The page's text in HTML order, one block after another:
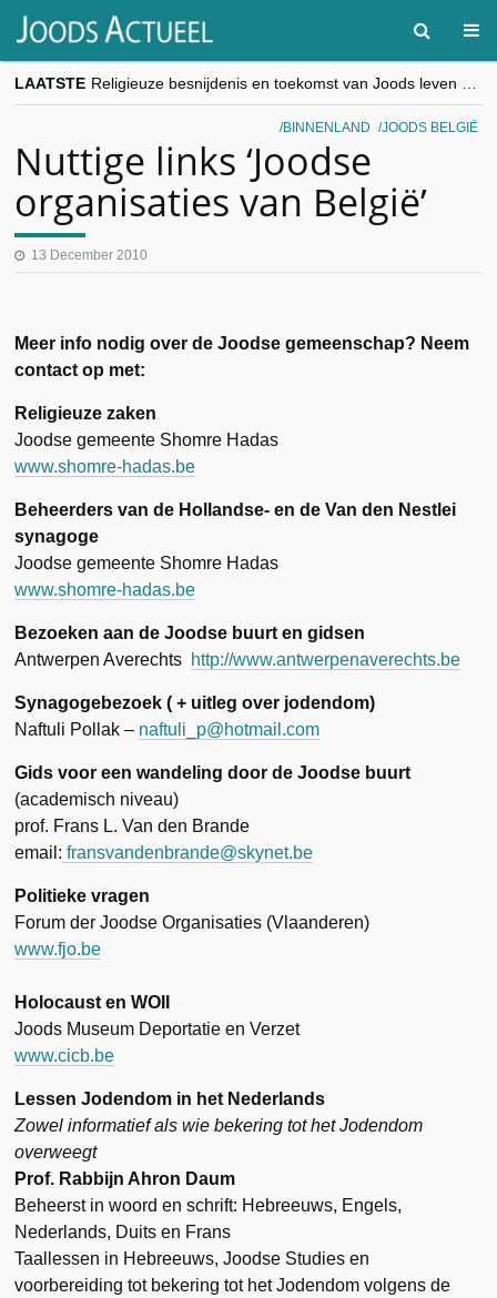
LAATSTE
“Besnijdenisdebat toont hoe moeilijk seculiere Westen minderheden begrijpt”, Jinnih Beels (Vooruit)
CITYTRIP | ROEMENIË – Boekarest: de verrassing van Oost-Europa
BINNENLAND JOODS BELGIË
Nuttige links ‘Joodse
organisaties van België’
13 December 2010
Meer info nodig over de Joodse gemeenschap? Neem
contact op met:
Religieuze zaken
Joodse gemeente Shomre Hadas
www.shomre-hadas.be
Beheerders van de Hollandse- en de Van den Nestlei
synagoge
Joodse gemeente Shomre Hadas
www.shomre-hadas.be
Bezoeken aan de Joodse buurt en gidsen
Antwerpen Averechts http://www.antwerpenaverechts.be
Synagogebezoek ( + uitleg over jodendom)
Naftuli Pollak – naftuli_p@hotmail.com
Gids voor een wandeling door de Joodse buurt
(academisch niveau)
prof. Frans L. Van den Brande
email: fransvandenbrande@skynet.be
Politieke vragen
Forum der Joodse Organisaties (Vlaanderen)
www.fjo.be
Holocaust en WOII
Joods Museum Deportatie en Verzet
www.cicb.be
Lessen Jodendom in het Nederlands
Zowel informatief als wie bekering tot het Jodendom
overweegt
Prof. Rabbijn Ahron Daum
Beheerst in woord en schrift: Hebreeuws, Engels,
Nederlands, Duits en Frans
Taallessen in Hebreeuws, Joodse Studies en
voorbereiding tot bekering tot het Jodendom volgens de